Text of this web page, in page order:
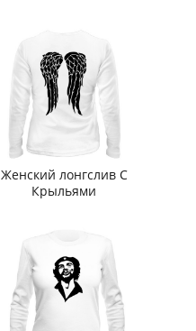
Женский лонгслив С
Крыльями